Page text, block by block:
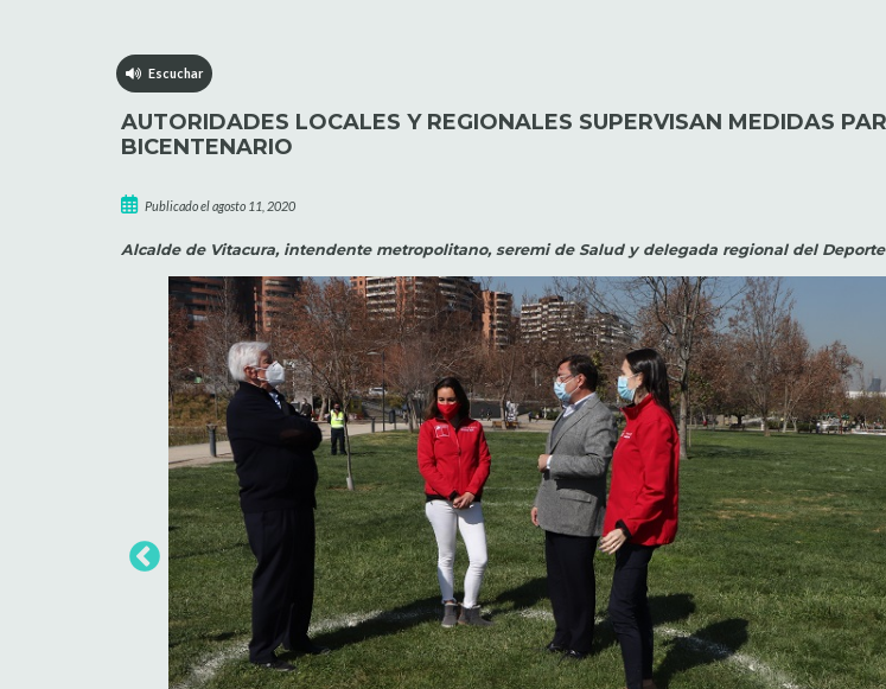
Escuchar
AUTORIDADES LOCALES Y REGIONALES SUPERVISAN MEDIDAS
BICENTENARIO
Publicado el agosto 11, 2020
Alcalde de Vitacura, intendente metropolitano, seremi de Salud y delegada regional del